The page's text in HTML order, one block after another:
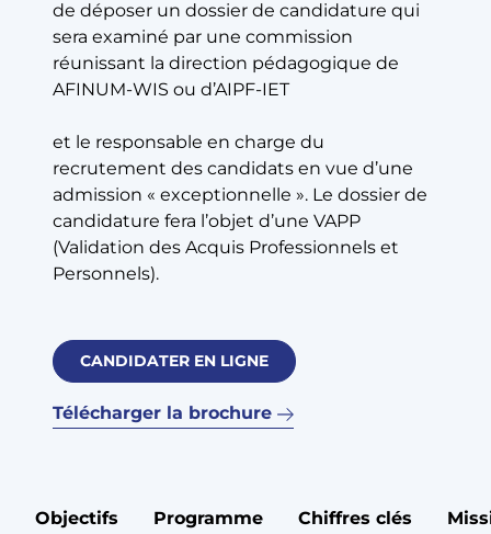
de déposer un dossier de candidature qui
sera examiné par une commission
réunissant la direction pédagogique de
AFINUM-WIS ou d’AIPF-IET
et le responsable en charge du
recrutement des candidats en vue d’une
admission « exceptionnelle ». Le dossier de
candidature fera l’objet d’une VAPP
(Validation des Acquis Professionnels et
Personnels).
CANDIDATER EN LIGNE
Télécharger la brochure
Objectifs Programme Chiffres clés